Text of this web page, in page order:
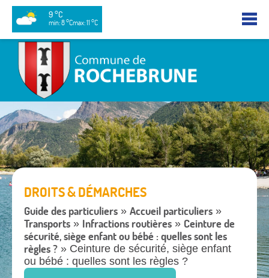
9 °C
min: 8 °Cmax: 11 °C
DROITS & DÉMARCHES
Guide des particuliers » Accueil particuliers »
Transports » Infractions routières » Ceinture de
sécurité, siège enfant ou bébé : quelles sont les
règles ? » Ceinture de sécurité, siège enfant
ou bébé : quelles sont les règles ?